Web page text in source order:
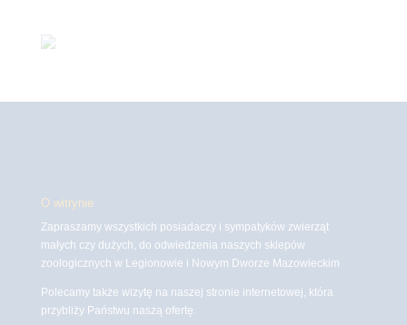
O witrynie
Zapraszamy wszystkich posiadaczy i sympatyków zwierząt
małych czy dużych, do odwiedzenia naszych sklepów
zoologicznych w Legionowie i Nowym Dworze Mazowieckim
Polecamy także wizytę na naszej stronie internetowej, która
przybliży Państwu naszą ofertę.